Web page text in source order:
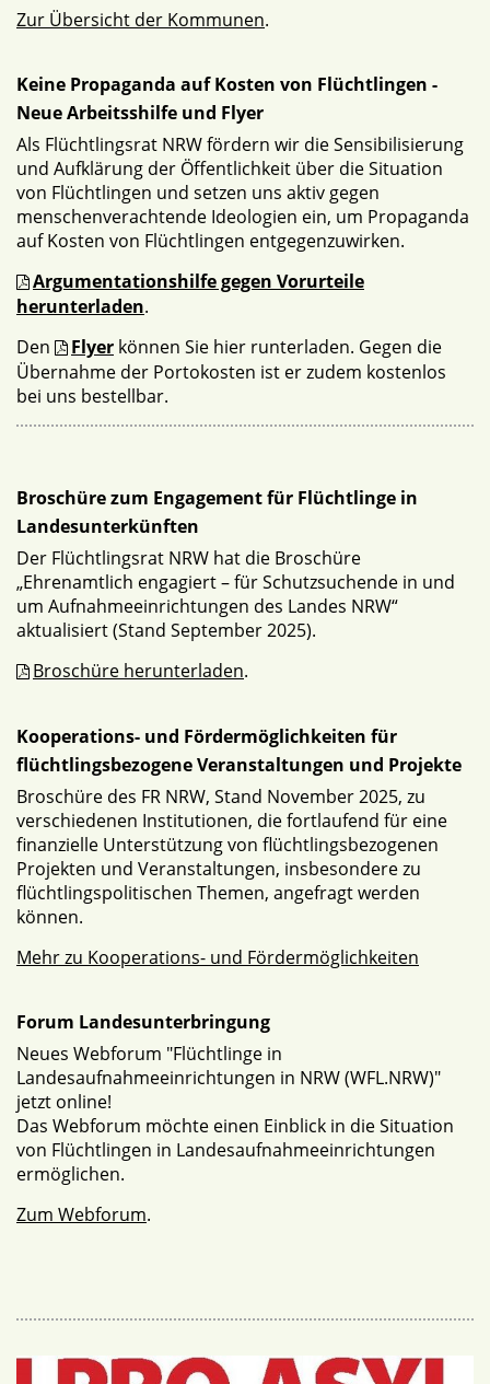
Zur Übersicht der Kommunen.
Keine Propaganda auf Kosten von Flüchtlingen -
Neue Arbeitsshilfe und Flyer
Als Flüchtlingsrat NRW fördern wir die Sensibilisierung
und Aufklärung der Öffentlichkeit über die Situation
von Flüchtlingen und setzen uns aktiv gegen
menschenverachtende Ideologien ein, um Propaganda
auf Kosten von Flüchtlingen entgegenzuwirken.
Argumentationshilfe gegen Vorurteile
herunterladen.
Den
Flyer können Sie hier runterladen. Gegen die
Übernahme der Portokosten ist er zudem kostenlos
bei uns bestellbar.
Broschüre zum Engagement für Flüchtlinge in
Landesunterkünften
Der Flüchtlingsrat NRW hat die Broschüre
„Ehrenamtlich engagiert – für Schutzsuchende in und
um Aufnahmeeinrichtungen des Landes NRW“
aktualisiert (Stand September 2025).
Broschüre herunterladen.
Kooperations- und Fördermöglichkeiten für
flüchtlingsbezogene Veranstaltungen und Projekte
Broschüre des FR NRW, Stand November 2025, zu
verschiedenen Institutionen, die fortlaufend für eine
finanzielle Unterstützung von flüchtlingsbezogenen
Projekten und Veranstaltungen, insbesondere zu
flüchtlingspolitischen Themen, angefragt werden
können.
Mehr zu Kooperations- und Fördermöglichkeiten
Forum Landesunterbringung
Neues Webforum "Flüchtlinge in
Landesaufnahmeeinrichtungen in NRW (WFL.NRW)"
jetzt online!
Das Webforum möchte einen Einblick in die Situation
von Flüchtlingen in Landesaufnahmeeinrichtungen
ermöglichen.
Zum Webforum.